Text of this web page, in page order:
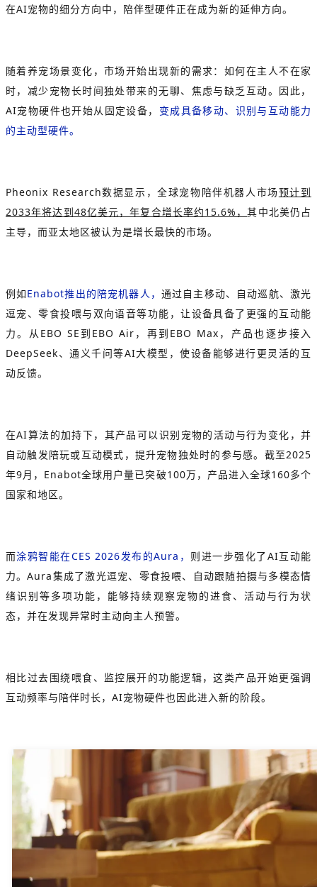
在AI宠物的细分方向中，陪伴型硬件正在成为新的延伸方向。
随着养宠场景变化，市场开始出现新的需求：如何在主人不在家
时，减少宠物长时间独处带来的无聊、焦虑与缺乏互动。因此，
AI宠物硬件也开始从固定设备， 变成具备移动、识别与互动能力
的主动型硬件。
Pheonix Research数据显示，全球宠物陪伴机器人市场预计到
2033年将达到48亿美元，年复合增长率约15.6%，其中北美仍占
主导，而亚太地区被认为是增长最快的市场。
例如Enabot推出的陪宠机器人， 通过自主移动、自动巡航、激光
逗宠、零食投喂与双向语音等功能，让设备具备了更强的互动能
力。从EBO SE到EBO Air，再到EBO Max，产品也逐步接入
DeepSeek、通义千问等AI大模型，使设备能够进行更灵活的互
动反馈。
在AI算法的加持下，其产品可以识别宠物的活动与行为变化，并
自动触发陪玩或互动模式，提升宠物独处时的参与感。截至2025
年9月，Enabot全球用户量已突破100万，产品进入全球160多个
国家和地区。
而涂鸦智能在CES 2026发布的Aura， 则进一步强化了AI互动能
力。Aura集成了激光逗宠、零食投喂、自动跟随拍摄与多模态情
绪识别等多项功能，能够持续观察宠物的进食、活动与行为状
态，并在发现异常时主动向主人预警。
相比过去围绕喂食、监控展开的功能逻辑，这类产品开始更强调
互动频率与陪伴时长，AI宠物硬件也因此进入新的阶段。